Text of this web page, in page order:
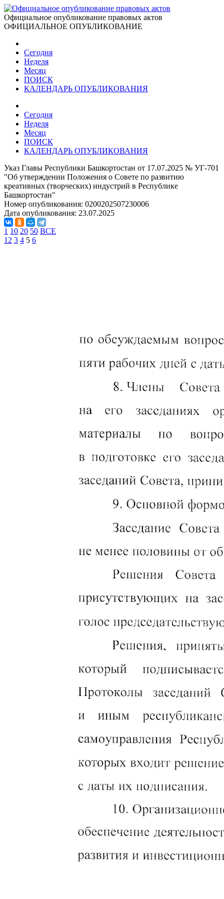
Официальное опубликование правовых актов
ОФИЦИАЛЬНОЕ ОПУБЛИКОВАНИЕ
Сегодня
Неделя
Месяц
ПОИСК
КАЛЕНДАРЬ ОПУБЛИКОВАНИЯ
Сегодня
Неделя
Месяц
ПОИСК
КАЛЕНДАРЬ ОПУБЛИКОВАНИЯ
Указ Главы Республики Башкортостан от 17.07.2025 № УГ-701
"Об утверждении Положения о Совете по развитию
креативных (творческих) индустрий в Республике
Башкортостан"
Номер опубликования: 0200202507230006
Дата опубликования: 23.07.2025
1 10 20 50 ВСЕ
1 2 3 4 5 6